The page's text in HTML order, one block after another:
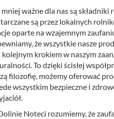
mniej ważne dla nas są
są przez lokalnych
oparte na wzajemnym
że wszystkie nasze
kolejnym krokiem w naszym
To dzięki ścisłej
filozofię, możemy oferować
wszystkim bezpieczne i
Noteci rozumiemy, że